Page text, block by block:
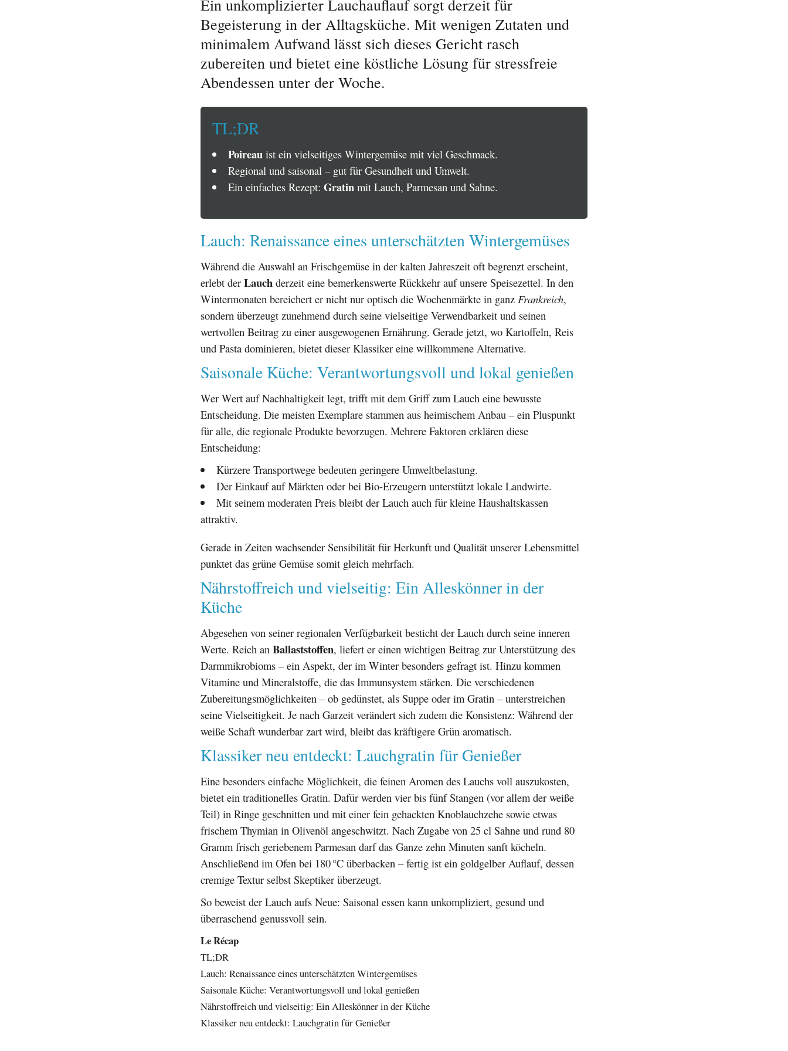
Ein unkomplizierter Lauchauflauf sorgt derzeit für
Begeisterung in der Alltagsküche. Mit wenigen Zutaten und
minimalem Aufwand lässt sich dieses Gericht rasch
zubereiten und bietet eine köstliche Lösung für stressfreie
Abendessen unter der Woche.
TL;DR
Poireauist ein vielseitiges Wintergemüse mit viel Geschmack.
Regional und saisonal – gut für Gesundheit und Umwelt.
Ein einfaches Rezept: Gratinmit Lauch, Parmesan und Sahne.
Lauch: Renaissance eines unterschätzten Wintergemüses
Während die Auswahl an Frischgemüse in der kalten Jahreszeit oft begrenzt erscheint,
erlebt der Lauch derzeit eine bemerkenswerte Rückkehr auf unsere Speisezettel. In den
Wintermonaten bereichert er nicht nur optisch die Wochenmärkte in ganz Frankreich,
sondern überzeugt zunehmend durch seine vielseitige Verwendbarkeit und seinen
wertvollen Beitrag zu einer ausgewogenen Ernährung. Gerade jetzt, wo Kartoffeln, Reis
und Pasta dominieren, bietet dieser Klassiker eine willkommene Alternative.
Saisonale Küche: Verantwortungsvoll und lokal genießen
Wer Wert auf Nachhaltigkeit legt, trifft mit dem Griff zum Lauch eine bewusste
Entscheidung. Die meisten Exemplare stammen aus heimischem Anbau – ein Pluspunkt
für alle, die regionale Produkte bevorzugen. Mehrere Faktoren erklären diese
Entscheidung:
Kürzere Transportwege bedeuten geringere Umweltbelastung.
Der Einkauf auf Märkten oder bei Bio-Erzeugern unterstützt lokale Landwirte.
Mit seinem moderaten Preis bleibt der Lauch auch für kleine Haushaltskassen
attraktiv.
Gerade in Zeiten wachsender Sensibilität für Herkunft und Qualität unserer Lebensmittel
punktet das grüne Gemüse somit gleich mehrfach.
Nährstoffreich und vielseitig: Ein Alleskönner in der
Küche
Abgesehen von seiner regionalen Verfügbarkeit besticht der Lauch durch seine inneren
Werte. Reich an Ballaststoffen, liefert er einen wichtigen Beitrag zur Unterstützung des
Darmmikrobioms – ein Aspekt, der im Winter besonders gefragt ist. Hinzu kommen
Vitamine und Mineralstoffe, die das Immunsystem stärken. Die verschiedenen
Zubereitungsmöglichkeiten – ob gedünstet, als Suppe oder im Gratin – unterstreichen
seine Vielseitigkeit. Je nach Garzeit verändert sich zudem die Konsistenz: Während der
weiße Schaft wunderbar zart wird, bleibt das kräftigere Grün aromatisch.
Klassiker neu entdeckt: Lauchgratin für Genießer
Eine besonders einfache Möglichkeit, die feinen Aromen des Lauchs voll auszukosten,
bietet ein traditionelles Gratin. Dafür werden vier bis fünf Stangen (vor allem der weiße
Teil) in Ringe geschnitten und mit einer fein gehackten Knoblauchzehe sowie etwas
frischem Thymian in Olivenöl angeschwitzt. Nach Zugabe von 25 cl Sahne und rund 80
Gramm frisch geriebenem Parmesan darf das Ganze zehn Minuten sanft köcheln.
Anschließend im Ofen bei 180 °C überbacken – fertig ist ein goldgelber Auflauf, dessen
cremige Textur selbst Skeptiker überzeugt.
So beweist der Lauch aufs Neue: Saisonal essen kann unkompliziert, gesund und
überraschend genussvoll sein.
Le Récap
TL;DR
Lauch: Renaissance eines unterschätzten Wintergemüses
Saisonale Küche: Verantwortungsvoll und lokal genießen
Nährstoffreich und vielseitig: Ein Alleskönner in der Küche
Klassiker neu entdeckt: Lauchgratin für Genießer